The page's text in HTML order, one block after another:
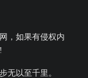
，如果有侵权内
无以至千里。